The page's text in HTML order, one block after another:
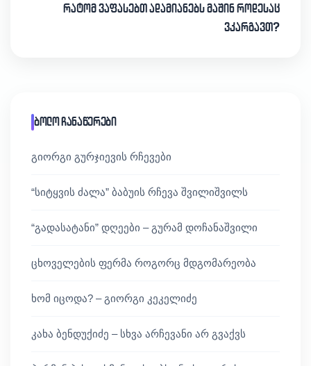
რატომ ვაფასებთ ადამიანებს მაშინ როდესაც
ვკარგავთ?
ბოლო ჩანაწერები
გიორგი გურჯიევის რჩევები
“სიტყვის ძალა” ბაბუის რჩევა შვილიშვილს
“გადასატანი” დღეები – გურამ დოჩანაშვილი
ცხოველების ფერმა როგორც მდგომარეობა
ხომ იცოდა? – გიორგი კეკელიძე
კახა ბენდუქიძე – სხვა არჩევანი არ გვაქვს